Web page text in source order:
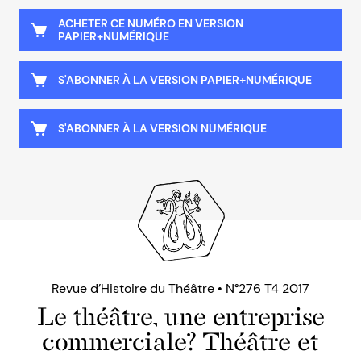
ACHETER CE NUMÉRO EN VERSION
PAPIER+NUMÉRIQUE
S'ABONNER À LA VERSION PAPIER+NUMÉRIQUE
S'ABONNER À LA VERSION NUMÉRIQUE
Revue d’Histoire du Théâtre • N°276 T4 2017
Le théâtre, une entreprise
commerciale? Théâtre et